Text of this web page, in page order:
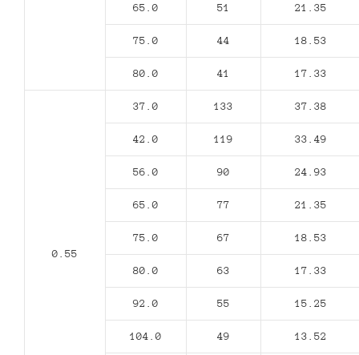
65.0 51 21.35
75.0 44 18.53
80.0 41 17.33
0.55
37.0 133 37.38
42.0 119 33.49
56.0 90 24.93
65.0 77 21.35
75.0 67 18.53
80.0 63 17.33
92.0 55 15.25
104.0 49 13.52